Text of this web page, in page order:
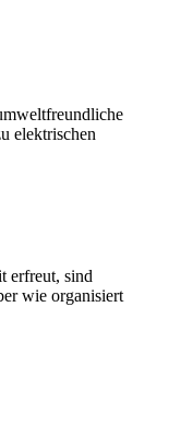
elektrischen
erfreut, sind
wie organisiert